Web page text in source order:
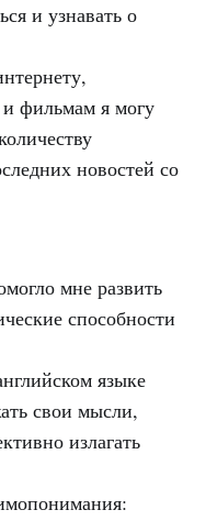
и узнавать о
и фильмам я могу
новостей со
мне развить
способности
языке
свои мысли,
излагать